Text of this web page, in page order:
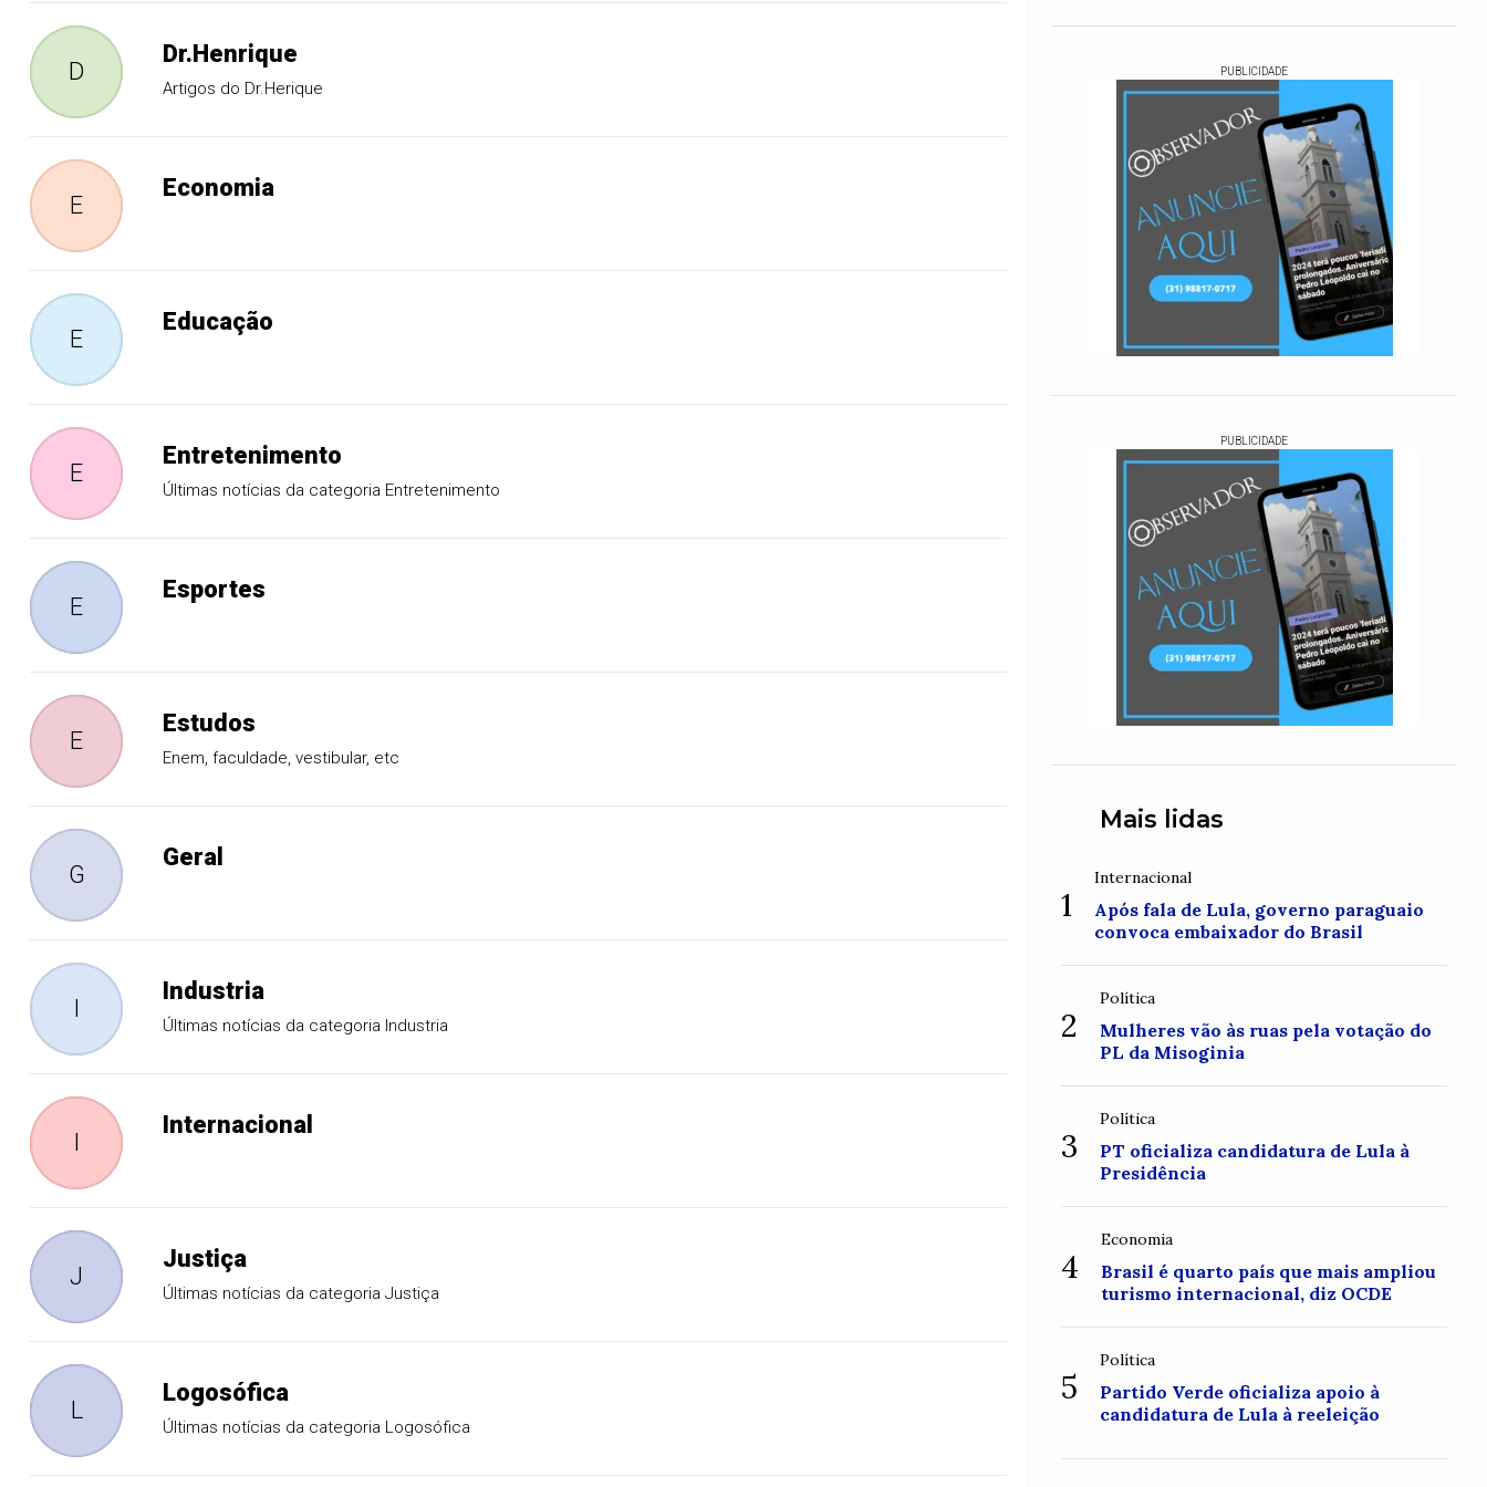
D
Dr.Henrique
Artigos do Dr.Herique
E
Economia
E
Educação
E
Entretenimento
Últimas notícias da categoria Entretenimento
E
Esportes
E
Estudos
Enem, faculdade, vestibular, etc
G
Geral
I
Industria
Últimas notícias da categoria Industria
I
Internacional
J
Justiça
Últimas notícias da categoria Justiça
L
Logosófica
Últimas notícias da categoria Logosófica
PUBLICIDADE
PUBLICIDADE
Mais lidas
1
Internacional
Após fala de Lula, governo paraguaio
convoca embaixador do Brasil
2
Política
Mulheres vão às ruas pela votação do
PL da Misoginia
3
Política
PT oficializa candidatura de Lula à
Presidência
4
Economia
Brasil é quarto país que mais ampliou
turismo internacional, diz OCDE
5
Política
Partido Verde oficializa apoio à
candidatura de Lula à reeleição